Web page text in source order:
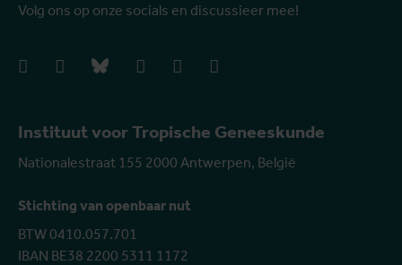
Instituut voor Tropische Geneeskunde
Nationalestraat 155 2000 Antwerpen, België
Stichting van openbaar nut
BTW 0410.057.701
IBAN BE38 2200 5311 1172
Volg ons op onze socials en discussieer mee!
facebookinstagrambluesky linkedIn youtube